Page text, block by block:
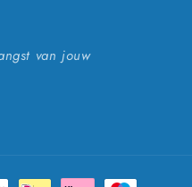
van jouw